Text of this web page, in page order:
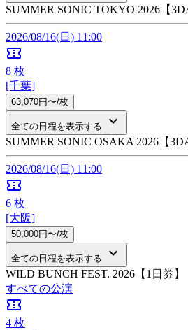
SUMMER SONIC TOKYO 2026【
2026/08/16(日) 11:00
confirmation_number
8 枚
[千葉]
63,070円〜/枚
全ての日程を表示する keyboard_arrow_down
SUMMER SONIC OSAKA 2026【
2026/08/16(日) 11:00
confirmation_number
6 枚
[大阪]
50,000円〜/枚
全ての日程を表示する keyboard_arrow_down
WILD BUNCH FEST. 2026【1日券】
すべての公演
confirmation_number
4 枚